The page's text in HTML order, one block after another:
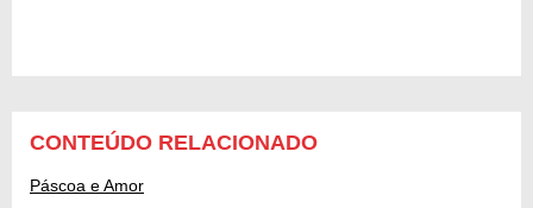
CONTEÚDO RELACIONADO
Páscoa e Amor